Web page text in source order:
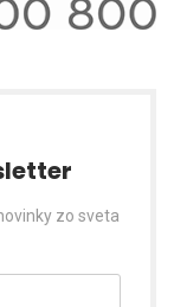
zo sveta